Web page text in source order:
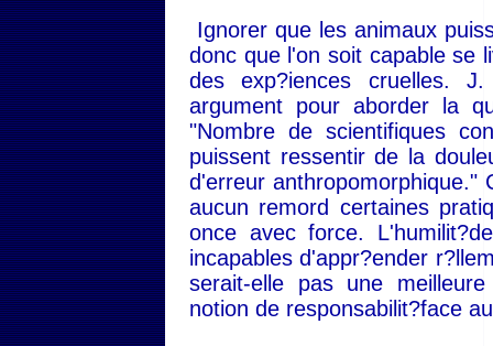
Ignorer que les animaux
donc que l'on soit capable se
des exp?iences cruelles.
argument pour aborder la
"Nombre de scientifiques
puissent ressentir de la
d'erreur anthropomorphique."
aucun remord certaines
once avec force.
incapables d'appr?ender
serait-elle pas une
notion de responsabilit?face